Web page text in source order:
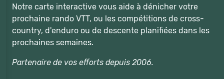
Notre carte interactive vous aide à dénicher votre
prochaine rando VTT, ou les compétitions de cross-
country, d'enduro ou de descente planifiées dans les
prochaines semaines.
Partenaire de vos efforts depuis 2006.